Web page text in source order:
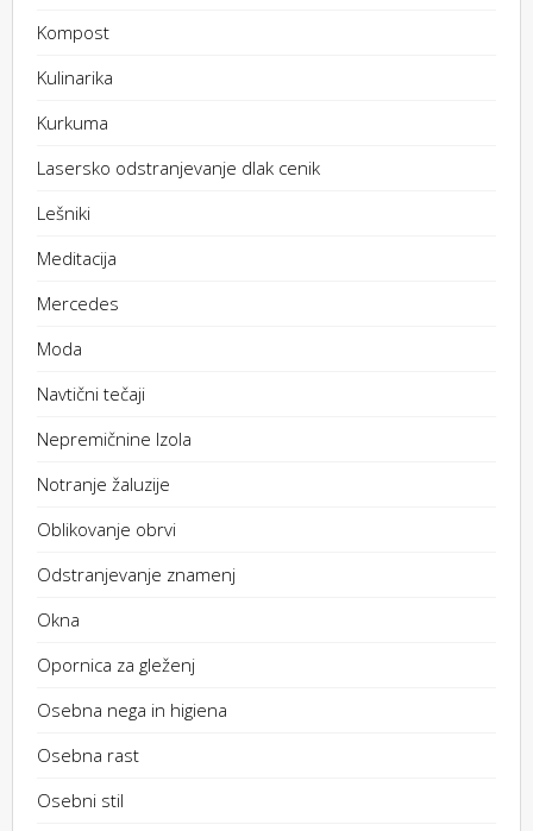
Kompost
Kulinarika
Kurkuma
Lasersko odstranjevanje dlak cenik
Lešniki
Meditacija
Mercedes
Moda
Navtični tečaji
Nepremičnine Izola
Notranje žaluzije
Oblikovanje obrvi
Odstranjevanje znamenj
Okna
Opornica za gleženj
Osebna nega in higiena
Osebna rast
Osebni stil